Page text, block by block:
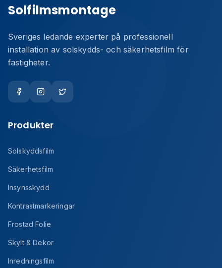
Solfilmsmontage
Sveriges ledande experter på professionell
installation av solskydds- och säkerhetsfilm för
fastigheter.
Produkter
Solskyddsfilm
Säkerhetsfilm
Insynsskydd
Kontrastmarkeringar
Frostad Folie
Skylt & Dekor
Inredningsfilm